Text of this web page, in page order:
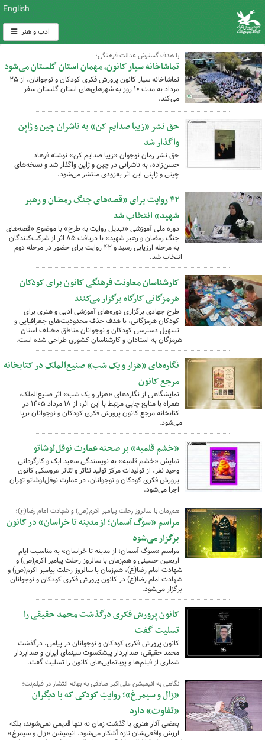
English
ادب و هنر
با هدف گسترش عدالت فرهنگی؛
تماشاخانه سیار کانون، مهمان استان گلستان می‌شود
تماشاخانه سیار کانون پرورش فکری کودکان و نوجوانان، از ۲۵
مرداد به مدت ۱۰ روز به شهرهای‌های استان گلستان سفر
می‌کند.
حق نشر «زیبا صدایم کن» به ناشران چین و ژاپن
واگذار شد
حق نشر رمان نوجوان «زیبا صدایم کن» نوشته فرهاد
حسن‌زاده، به ناشرانی در چین و ژاپن واگذار شد و نسخه‌های
چینی و ژاپنی این اثر به‌زودی منتشر می‌شود.
۴۲ روایت برای «قصه‌های جنگ رمضان و رهبر
شهید» انتخاب شد
دوره ملی آموزشی «تبدیل روایت به طرح» با موضوع «قصه‌های
جنگ رمضان و رهبر شهید» با دریافت ۸۵ اثر از شرکت‌کنندگان
به مرحله ارزیابی رسید و ۴۲ روایت برای حضور در مرحله دوم
انتخاب شد.
کارشناسان معاونت فرهنگی کانون برای کودکان
هرمزگانی کارگاه‌ برگزار می‌کنند
طرح جهادی برگزاری دوره‌های آموزشی ادبی و هنری برای
کودکان هرمزگانی، با هدف حذف محدودیت‌های جغرافیایی و
تسهیل دسترسی کودکان و نوجوانان مناطق مختلف استان
هرمزگان به استادان و کارشناسان کشوری طراحی شده است.
نگاره‌های «هزار و یک شب» صنیع‌الملک در کتابخانه
مرجع کانون
نمایشگاهی از نگاره‌های «هزار و یک شب» اثر صنیع‌الملک،
همراه با منابع چاپی مرتبط با این اثر، از ۱۸ مرداد ۱۴۰۵ در
کتابخانه مرجع کانون پرورش فکری کودکان و نوجوانان برپا
می‌شود.
«خشم قلمبه» بر صحنه عمارت نوفل‌لوشاتو
نمایش «خشم قلمبه» به نویسندگی سعید ابک و کارگردانی
وحید نفر، از تولیدات مرکز تولید تئاتر و تئاتر عروسکی کانون
پرورش فکری کودکان و نوجوانان، در عمارت نوفل‌لوشاتو تهران
اجرا می‌شود.
هم‌زمان با سالروز رحلت پیامبر اکرم(ص) و شهادت امام رضا(ع)؛
مراسم «سوگ آسمان؛ از مدینه تا خراسان» در کانون
برگزار می‌شود
مراسم «سوگ آسمان؛ از مدینه تا خراسان» به مناسبت ایام
اربعین حسینی و هم‌زمان با سالروز رحلت پیامبر اکرم(ص) و
شهادت امام رضا(ع)، هم‌زمان با سالروز رحلت پیامبر اکرم(ص) و
شهادت امام رضا(ع) در کانون پرورش فکری کودکان و نوجوانان
برگزار می‌شود.
کانون پرورش فکری درگذشت محمد حقیقی را
تسلیت گفت
کانون پرورش فکری کودکان و نوجوانان در پیامی، درگذشت
محمد حقیقی، صدابردار پیشکسوت سینمای ایران و صدابردار
شماری از فیلم‌ها و پویانمایی‌های کانون را تسلیت گفت.
نگاهی به انیمیشن علی‌اکبر صادقی به بهانه انتشار در فیلم‌نت؛
«زال و سیمرغ»؛ روایتِ کودکی که با دیگران
«تفاوت» دارد
بعضی آثار هنری با گذشت زمان نه تنها قدیمی نمی‌شوند، بلکه
ارزش واقعی‌شان تازه آشکار می‌شود. انیمیشن «زال و سیمرغ»